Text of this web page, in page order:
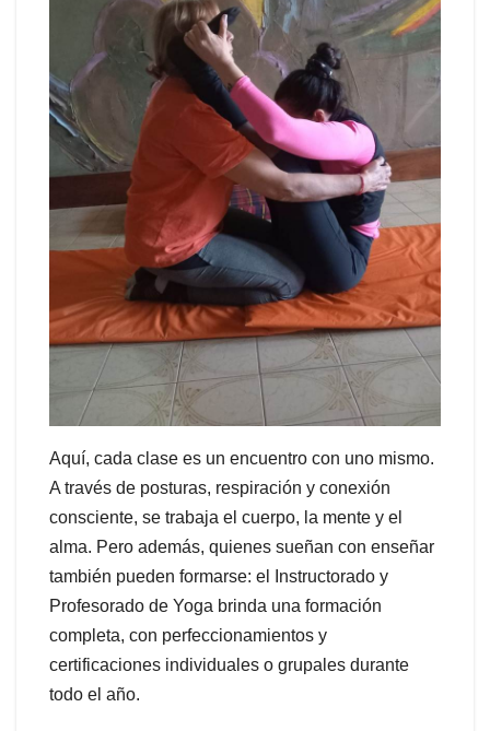
Aquí, cada clase es un encuentro con uno mismo.
A través de posturas, respiración y conexión
consciente, se trabaja el cuerpo, la mente y el
alma. Pero además, quienes sueñan con enseñar
también pueden formarse: el Instructorado y
Profesorado de Yoga brinda una formación
completa, con perfeccionamientos y
certificaciones individuales o grupales durante
todo el año.